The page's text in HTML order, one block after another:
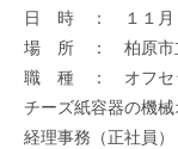
日 時 ： １１月８
場 所 ： 柏原市
職 種 ： オフセッ
チーズ紙容器の機械
経理事務（正社員）